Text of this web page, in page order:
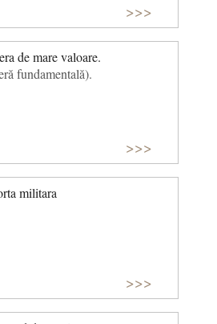
>>>
de mare valoare.
fundamentală).
>>>
militara
>>>